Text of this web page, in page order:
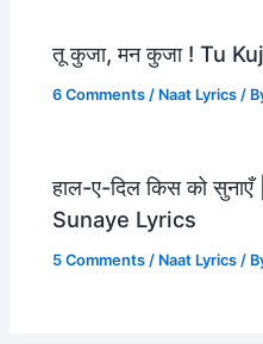
तू कुजा, मन कुजा ! Tu
6 Comments / Naat Lyrics /
हाल-ए-दिल किस को
Sunaye Lyrics
5 Comments / Naat Lyrics /